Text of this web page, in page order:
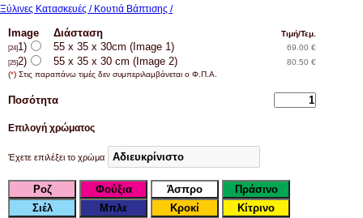
Ξύλινες Κατασκευές / Κουτιά Βάπτισης /
Image Διάσταση Τιμή/Τεμ.
[24] 1) 55 x 35 x 30cm (Image 1) 69.00 €
[25]2) 55 x 35 x 30 cm (Image 2)
80.50 €
(*) Στις παραπάνω τιμές δεν συμπεριλαμβάνεται ο Φ.Π.Α.
Ποσότητα
Επιλογή χρώματος
Έχετε επιλέξει το χρώμα